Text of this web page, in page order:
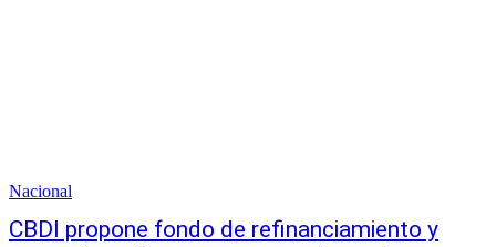
Nacional
CBDI propone fondo de refinanciamiento y